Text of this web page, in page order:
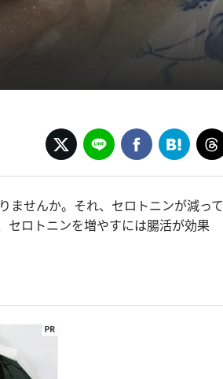
ませんか。それ、セロトニンが減って
セロトニンを増やすには腸活が効果